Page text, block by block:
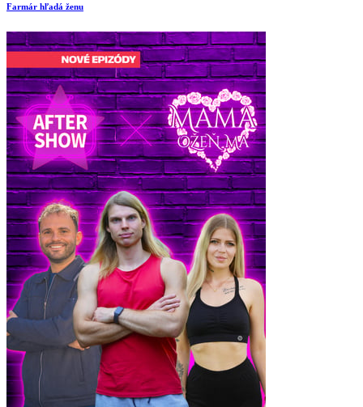
Farmár hľadá ženu